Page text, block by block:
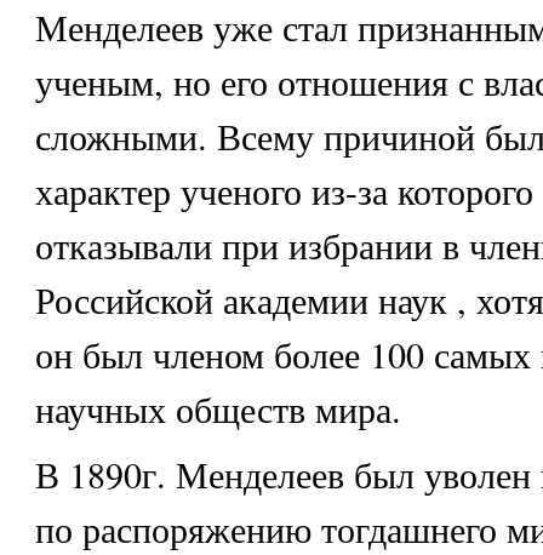
Менделеев уже стал
ученым, но его отношения с
сложными. Всему причиной
характер ученого из-за
отказывали при избрании в
Российской академии наук ,
он был членом более 100
научных обществ мира.
В 1890г. Менделеев был уволен
по распоряжению тогдашнего